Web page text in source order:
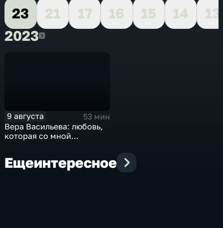
23 21 17 16 15 14
13
20232023
9 августа
53 мин
Вера Васильева: любовь,
которая со мной...
Ещеинтересное